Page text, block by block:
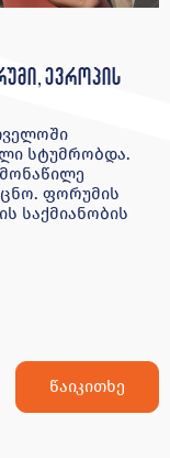
ევროპის
სტუმრობდა.
ფორუმის
საქმიანობის
წაიკითხე